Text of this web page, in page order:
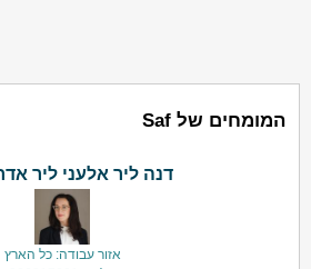
המומחים של Saf
דנה ליר אלעני ליר
אזור עבודה: כל הארץ